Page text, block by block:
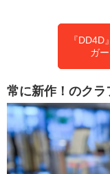
『
ガ
常に新作！のク